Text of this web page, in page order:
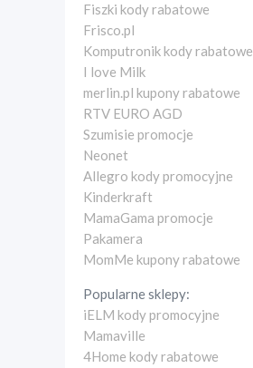
Fiszki kody rabatowe
Frisco.pl
Komputronik kody rabatowe
I love Milk
merlin.pl kupony rabatowe
RTV EURO AGD
Szumisie promocje
Neonet
Allegro kody promocyjne
Kinderkraft
MamaGama promocje
Pakamera
MomMe kupony rabatowe
Popularne sklepy:
iELM kody promocyjne
Mamaville
4Home kody rabatowe